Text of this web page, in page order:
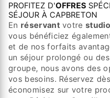
PROFITEZ D'OFFRES
SÉJOUR À CAPBRETON
En réservantvotrestudio
vous bénéficiez
et de nos forfaits
un séjour prolongé ou
groupe, nous avons des
vos besoins. Réservez
économisez sur votre